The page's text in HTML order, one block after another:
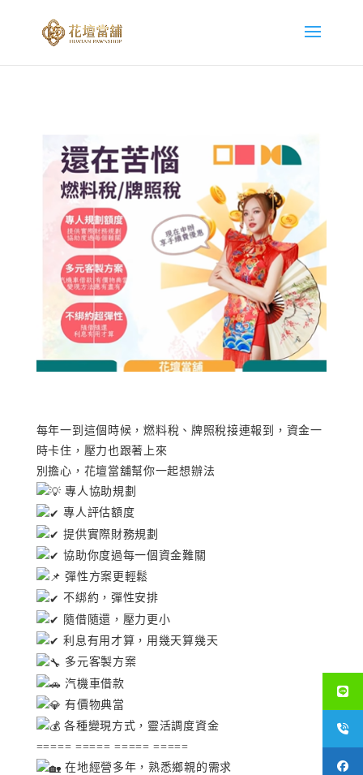
每年一到這個時候，燃料稅、牌照稅接連報到， 資金一
時卡住，壓力也跟著上來
別擔心，花壇當舖幫你一起想辦法
專人協助規劃
專人評估額度
提供實際財務規劃
協助你度過每一個資金難關
彈性方案更輕鬆
不綁約，彈性安排
隨借隨還，壓力更小
利息有用才算，用幾天算幾天
多元客製方案
汽機車借款
有價物典當
各種變現方式，靈活調度資金
===== ===== ===== =====
在地經營多年，熟悉鄉親的需求